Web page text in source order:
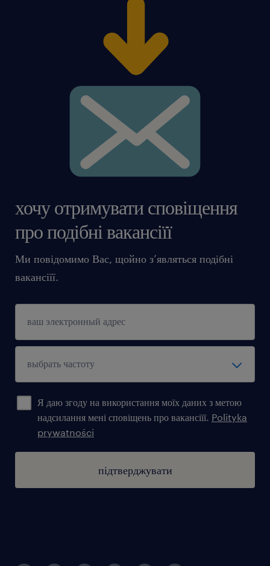
хочу отримувати сповіщення
про подібні вакансіїї
Ми повідомимо Вас, щойно з’являться подібні
вакансіїї.
Я даю згоду на використання моїх даних з метою
надсилання мені сповіщень про вакансіїї. Polityka
prywatności
підтверджувати